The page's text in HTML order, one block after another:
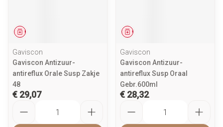
Geneesmiddel
Gaviscon
Gaviscon Antizuur-
antireflux Orale Susp Zakje
48
€ 29,07
Geneesmiddel
Gaviscon
Gaviscon Antizuur-
antireflux Susp Oraal
Gebr.600ml
€ 28,32